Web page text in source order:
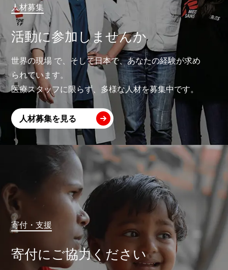
人材募集
活動に参加しませんか
世界の現場 で、そして日本で、あなたの経験が求め
られています。
医療スタッフに限らず、多様な人材を募集中です。
人材募集を見る
寄付・支援
寄付にご協力ください